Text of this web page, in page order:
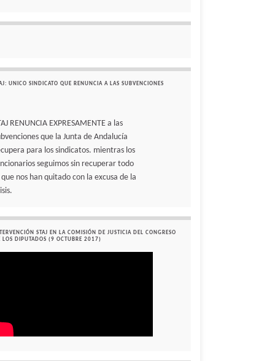
UNICO SINDICATO QUE RENUNCIA A LAS SUBVENCIONES
RENUNCIA EXPRESAMENTE a las
que la Junta de Andalucía
para los sindicatos. mientras los
seguimos sin recuperar todo
que nos han quitado con la excusa de la
STAJ EN LA COMISIÓN DE JUSTICIA DEL CONGRESO
LOS DIPUTADOS (9 OCTUBRE 2017)